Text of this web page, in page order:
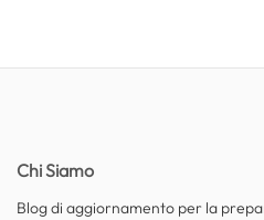
Chi Siamo
Blog di aggiornamento per la